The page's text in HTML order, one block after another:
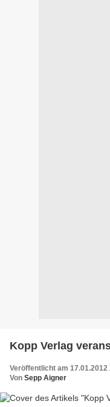
Kopp Verlag
Veröffentlicht am 17.01.2012
Von Sepp Aigner